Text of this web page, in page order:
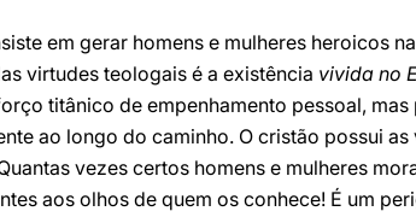
em gerar homens e mulheres heroicos
virtudes teologais é a existência vivida no
titânico de empenhamento pessoal,
ao longo do caminho. O cristão possui
vezes certos homens e mulheres
aos olhos de quem os conhece! É um